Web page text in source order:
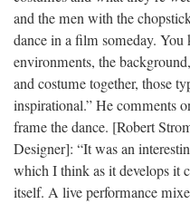
and the men with the
dance in a film someday.
environments, the
and costume together, those
inspirational.”He comments
frame the dance. [Robert
Designer]: “It was an
which I think as it develops it
itself. A live performance